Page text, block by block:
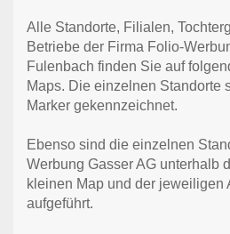
Alle Standorte, Filialen,
Betriebe der Firma Folio-
Fulenbach finden Sie auf
Maps. Die einzelnen Standorte
Marker gekennzeichnet.
Ebenso sind die einzelnen
Werbung Gasser AG unterhalb
kleinen Map und der jeweiligen
aufgeführt.